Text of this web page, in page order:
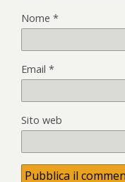
Nome *
Email *
Sito web